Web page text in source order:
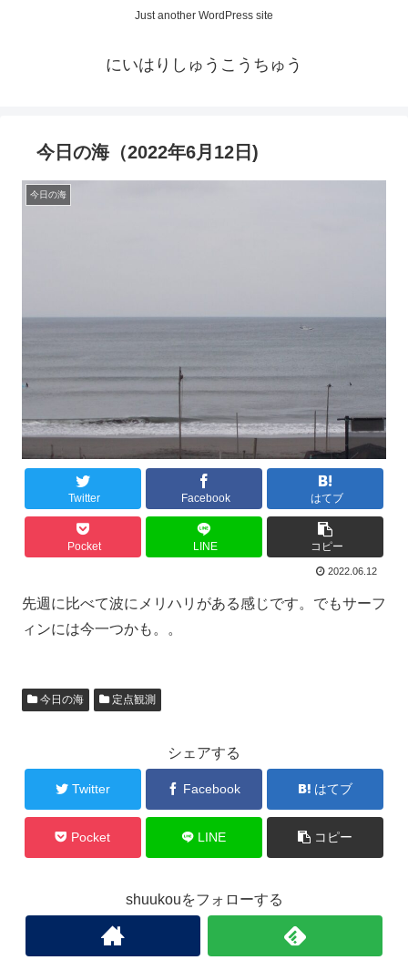
Just another WordPress site
にいはりしゅうこうちゅう
今日の海（2022年6月12日)
今日の海
Twitter Facebook はてブ
Pocket LINE コピー
2022.06.12
先週に比べて波にメリハリがある感じです。でもサーフ
ィンには今一つかも。。
今日の海 定点観測
シェアする
Twitter Facebook はてブ
Pocket LINE コピー
shuukouをフォローする